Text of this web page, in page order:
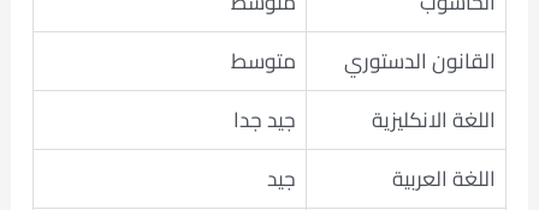
القانون الدستوري
متوسط
اللغة الانكليزية
جيد جدا
اللغة العربية
جيد